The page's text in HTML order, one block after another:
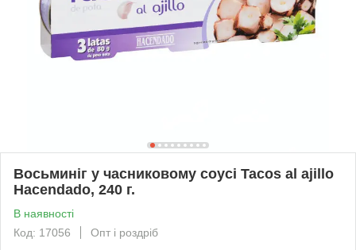
Восьминіг у часниковому соусі Tacos al ajillo
Hacendado, 240 г.
В наявності
Код: 17056
Опт і роздріб